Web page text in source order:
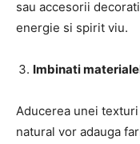
sau accesorii
energie si spirit viu.
Imbinati
Aducerea unei
natural vor adauga